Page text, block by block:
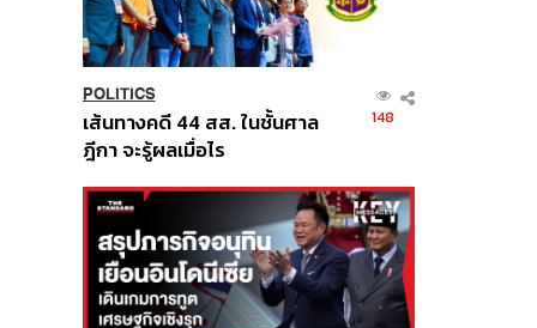
POLITICS
เส้นทางคดี 44 สส. ในชั้นศาล
ฎีกา จะรู้ผลเมื่อไร
148